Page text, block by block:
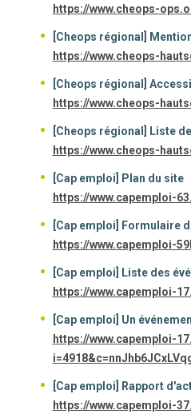
https://www.cheops-
[Cheops régional]
https://www.cheops-
[Cheops régional]
https://www.cheops-
[Cheops régional] Liste
https://www.cheops-
[Cap emploi] Plan du site
https://www.capemploi-
[Cap emploi] Formulaire
https://www.capemploi-
[Cap emploi] Liste des
https://www.capemploi-
[Cap emploi] Un
https://www.capemploi-
[Cap emploi] Rapport
https://www.capemploi-